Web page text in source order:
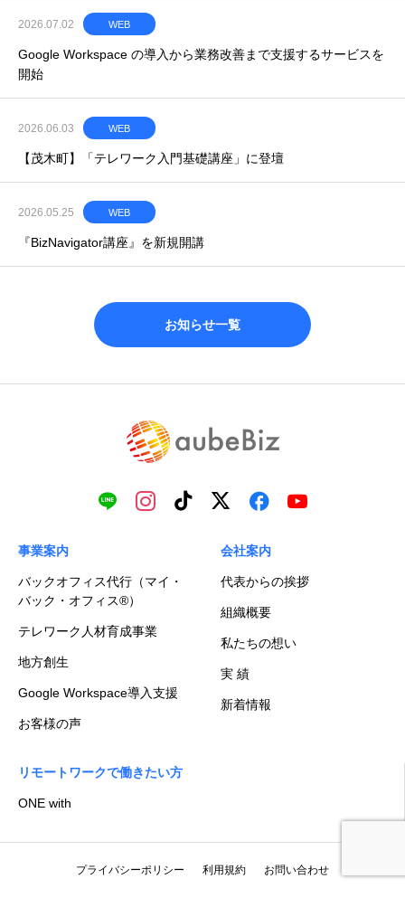
2026.07.02 WEB
Google Workspace の導入から業務改善まで支援するサービスを
開始
2026.06.03 WEB
【茂木町】「テレワーク入門基礎講座」に登壇
2026.05.25 WEB
『BizNavigator講座』を新規開講
お知らせ一覧
事業案内
バックオフィス代行（マイ・
バック・オフィス®）
テレワーク人材育成事業
地方創生
Google Workspace導入支援
お客様の声
会社案内
代表からの挨拶
組織概要
私たちの想い
実 績
新着情報
リモートワークで働きたい方
ONE with
プライバシーポリシー 利用規約 お問い合わせ